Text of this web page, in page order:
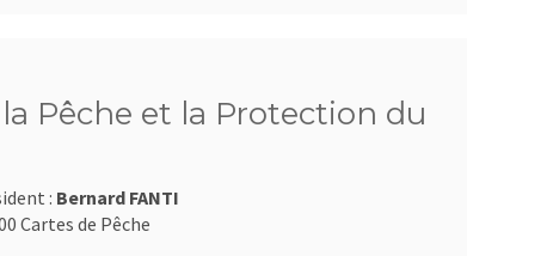
Pêche et la Protection du
: Bernard FANTI
Cartes de Pêche